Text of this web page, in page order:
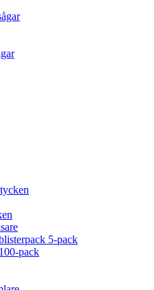
5-pack
pack